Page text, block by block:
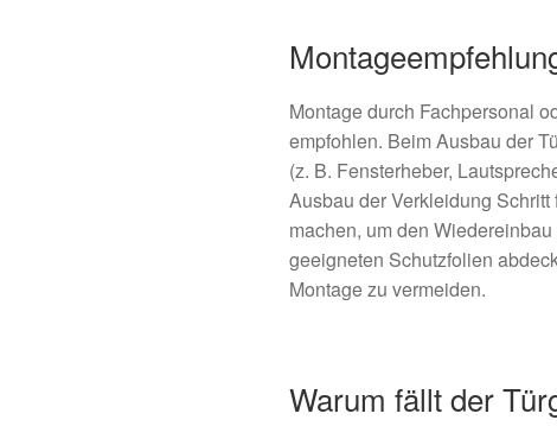
Montage durch Fachpersonal
empfohlen. Beim Ausbau der
(z. B. Fensterheber,
Ausbau der Verkleidung
machen, um den
geeigneten Schutzfolien
Montage zu vermeiden.
Warum fällt der